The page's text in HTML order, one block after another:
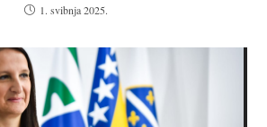
1. svibnja 2025.